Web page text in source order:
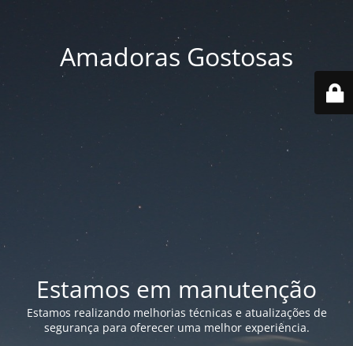
Amadoras Gostosas
Estamos em manutenção
Estamos realizando melhorias técnicas e atualizações de
segurança para oferecer uma melhor experiência.